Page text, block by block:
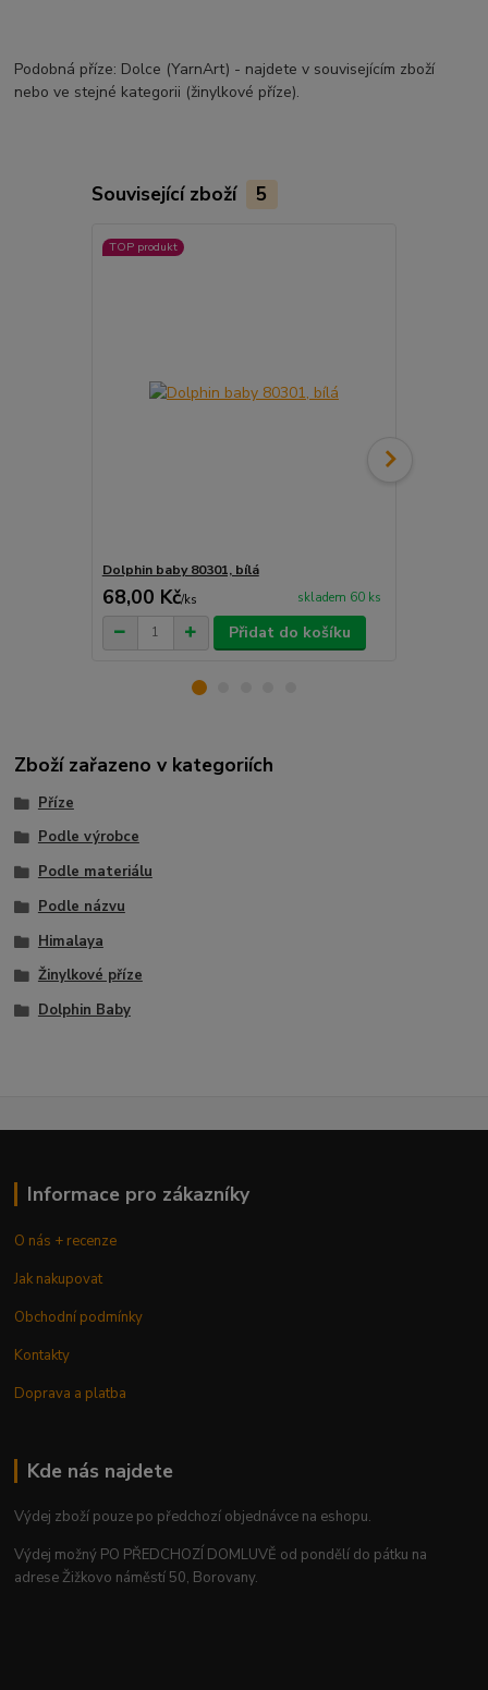
Podobná příze: Dolce (YarnArt) - najdete v souvisejícím zboží
nebo ve stejné kategorii (žinylkové příze).
Související zboží 5
TOP produkt
Dolphin baby 80301, bílá
68,00 Kč/ks skladem 60 ks
Přidat do košíku
Zboží zařazeno v kategoriích
Příze
Podle výrobce
Podle materiálu
Podle názvu
Himalaya
Žinylkové příze
Dolphin Baby
Informace pro zákazníky
O nás + recenze
Jak nakupovat
Obchodní podmínky
Kontakty
Doprava a platba
Kde nás najdete
Výdej zboží pouze po předchozí objednávce na eshopu.
Výdej možný PO PŘEDCHOZÍ DOMLUVĚ od pondělí do pátku na
adrese Žižkovo náměstí 50, Borovany.